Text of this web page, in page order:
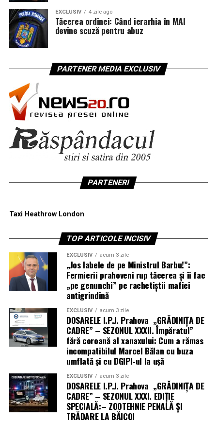
EXCLUSIV 4 zile ago
Tăcerea ordinei: Când ierarhia în MAI
devine scuză pentru abuz
PARTENER MEDIA EXCLUSIV
PARTENERI
Taxi Heathrow London
TOP ARTICOLE INCISIV
EXCLUSIV acum 3 zile
„Jos labele de pe Ministrul Barbu!”:
Fermierii prahoveni rup tăcerea și îi fac
„pe genunchi” pe rachetiștii mafiei
antigrindină
EXCLUSIV acum 3 zile
DOSARELE I.P.J. Prahova „GRĂDINIȚA DE
CADRE” – SEZONUL XXXII. Împăratul”
fără coroană al xanaxului: Cum a rămas
incompatibilul Marcel Bălan cu buza
umflată și cu DGIPI-ul la ușă
EXCLUSIV acum 3 zile
DOSARELE I.P.J. Prahova „GRĂDINIȚA DE
CADRE” – SEZONUL XXXI. EDIȚIE
SPECIALĂ:– ZOOTEHNIE PENALĂ ȘI
TRĂDARE LA BĂICOI